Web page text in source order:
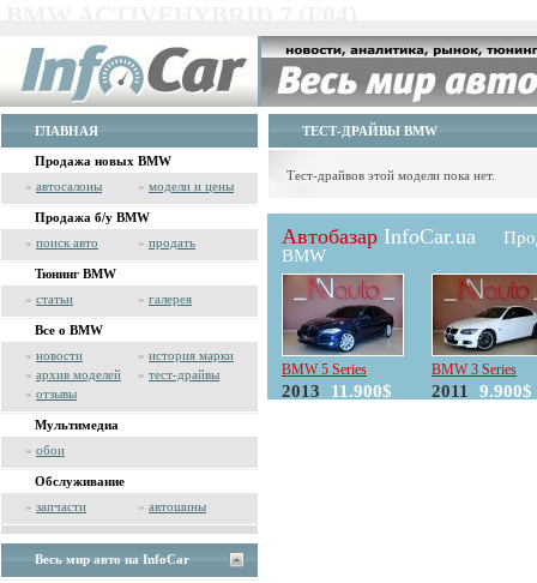
ГЛАВНАЯ
Продажа новых BMW
» автосалоны » модели и цены
Продажа б/у BMW
» поиск авто » продать
Тюнинг BMW
» статьи » галерея
Все о BMW
» новости » история марки
» архив моделей » тест-драйвы
» отзывы
Мультимедиа
» обои
Обслуживание
» запчасти » автошины
Весь мир авто на InfoCar
ТЕСТ-ДРАЙВЫ BMW
Тест-драйвов этой модели пока нет.
Автобазар InfoCar.ua
BMW
BMW 5 Series
2013 11.900$
BMW 3 Series
2011 9.900$